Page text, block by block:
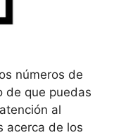
números de
de que puedas
al
acerca de los